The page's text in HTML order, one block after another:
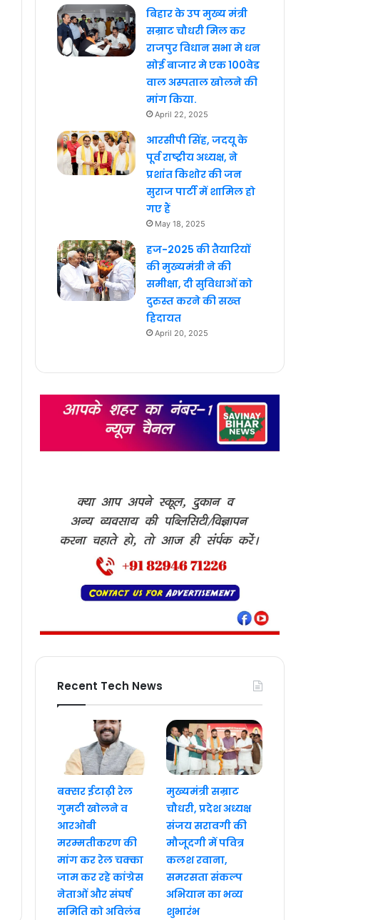
बिहार के उप मुख्य मंत्री
सम्राट चौधरी मिल कर
राजपुर विधान सभा मे धन
सोई बाजार मे एक 100वेड
वाल अस्पताल खोलने की
मांग किया.
April 22, 2025
आरसीपी सिंह, जदयू के
पूर्व राष्ट्रीय अध्यक्ष, ने
प्रशांत किशोर की जन
सुराज पार्टी में शामिल हो
गए हैं
May 18, 2025
हज-2025 की तैयारियों
की मुख्यमंत्री ने की
समीक्षा, दी सुविधाओं को
दुरुस्त करने की सख्त
हिदायत
April 20, 2025
Recent Tech News
बक्सर ईटाढ़ी रेल
गुमटी खोलने व
आरओबी
मरम्मतीकरण की
मांग कर रेल चक्का
जाम कर रहे कांग्रेस
नेताओं और संघर्ष
समिति को अविलंब
मुख्यमंत्री सम्राट
चौधरी, प्रदेश अध्यक्ष
संजय सरावगी की
मौजूदगी में पवित्र
कलश रवाना,
समरसता संकल्प
अभियान का भव्य
शुभारंभ